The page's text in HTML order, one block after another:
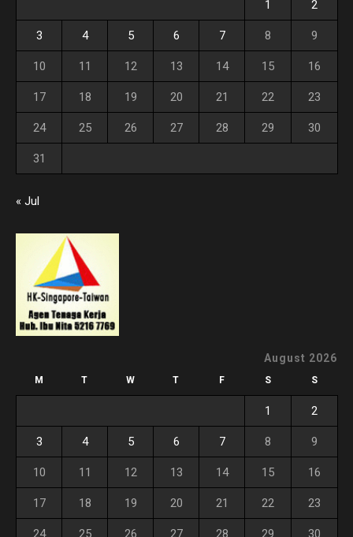
1 2
3 4 5 6 7 8 9
10 11 12 13 14 15 16
17 18 19 20 21 22 23
24 25 26 27 28 29 30
31
« Jul
August 2026
M T W T F S S
1 2
3 4 5 6 7 8 9
10 11 12 13 14 15 16
17 18 19 20 21 22 23
24 25 26 27 28 29 30